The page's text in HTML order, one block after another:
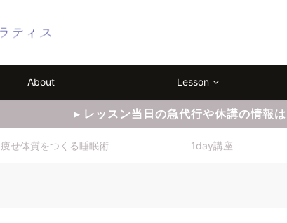
About Lesson
▸ レッスン当日の急代行や休講の情報は
痩せ体質をつくる睡眠術 1day講座